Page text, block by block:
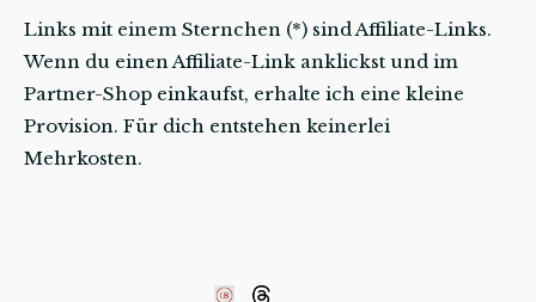
Links mit einem Sternchen (*) sind Affiliate-Links.
Wenn du einen Affiliate-Link anklickst und im
Partner-Shop einkaufst, erhalte ich eine kleine
Provision. Für dich entstehen keinerlei
Mehrkosten.